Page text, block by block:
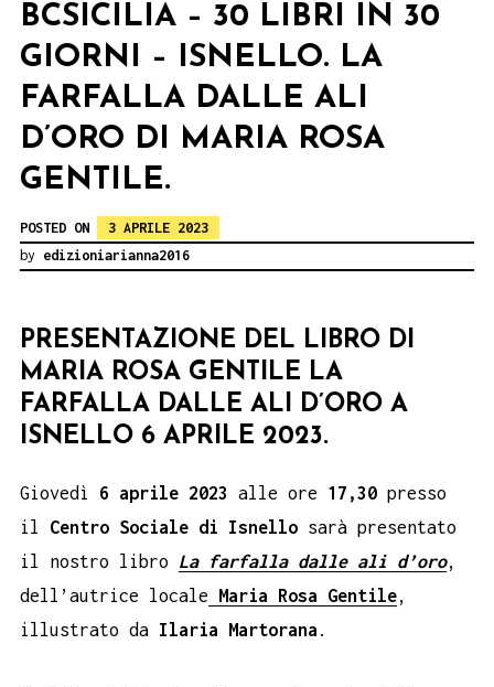
BCSICILIA – 30 LIBRI IN 30
GIORNI – ISNELLO. LA
FARFALLA DALLE ALI
D’ORO DI MARIA ROSA
GENTILE.
POSTED ON
3 APRILE 2023
by edizioniarianna2016
PRESENTAZIONE DEL LIBRO DI
MARIA ROSA GENTILE LA
FARFALLA DALLE ALI D’ORO A
ISNELLO 6 APRILE 2023.
Giovedì 6 aprile 2023 alle ore 17,30 presso
il Centro Sociale di Isnello sarà presentato
il nostro libro La farfalla dalle ali d’oro,
dell’autrice locale
Maria Rosa Gentile
illustrato da Ilaria Martorana